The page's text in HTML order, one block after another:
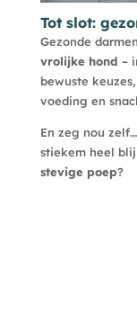
Tot slot:
Gezonde
vrolijke hond –
bewuste
voeding en
En zeg nou
stiekem heel
stevige poep?